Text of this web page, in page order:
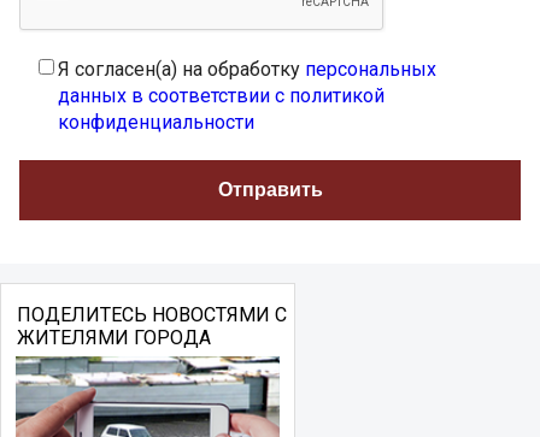
Я согласен(а) на обработку персональных
данных в соответствии с политикой
конфиденциальности
ПОДЕЛИТЕСЬ НОВОСТЯМИ С
ЖИТЕЛЯМИ ГОРОДА